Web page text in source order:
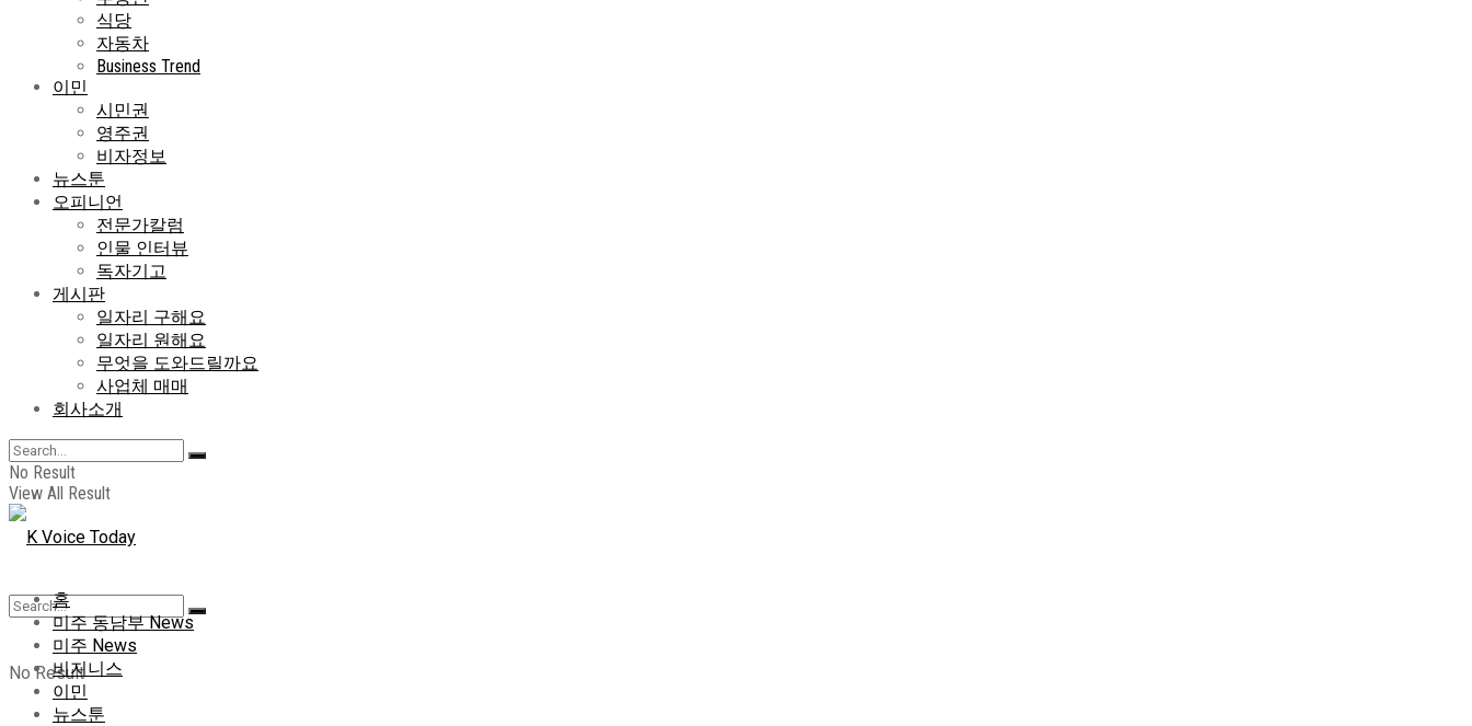
식당
자동차
Business Trend
이민
시민권
영주권
비자정보
뉴스툰
오피니언
전문가칼럼
인물 인터뷰
독자기고
게시판
일자리 구해요
일자리 원해요
무엇을 도와드릴까요
사업체 매매
회사소개
No Result
View All Result
No Result
홈
미주 동남부 News
미주 News
비지니스
이민
뉴스툰